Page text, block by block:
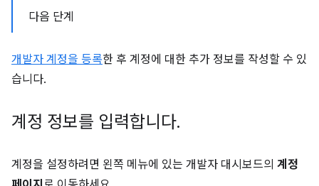
다음 단계
개발자 계정을 등록한 후 계정에 대한 추가 정보를 작성할 수 있
습니다.
계정 정보를 입력합니다.
계정을 설정하려면 왼쪽 메뉴에 있는 개발자 대시보드의 계정